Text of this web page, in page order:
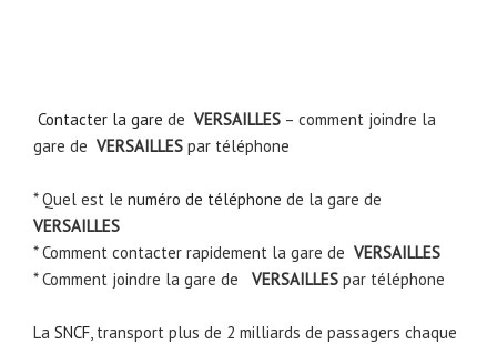
Contacter la gare de VERSAILLES – comment joindre la
gare de VERSAILLES par téléphone
* Quel est le numéro de téléphone de la gare de
VERSAILLES
* Comment contacter rapidement la gare de VERSAILLES
* Comment joindre la gare de
VERSAILLES par téléphone
La SNCF , transport plus de 2 milliards de passagers chaque